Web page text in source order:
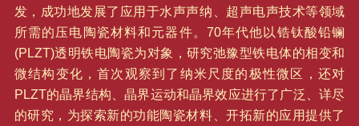
发，成功地发展了应用于水声声纳、超声电声技术等领域
所需的压电陶瓷材料和元器件。70年代他以锆钛酸铅镧
(PLZT)透明铁电陶瓷为对象，研究弛豫型铁电体的相变和
微结构变化，首次观察到了纳米尺度的极性微区，还对
PLZT的晶界结构、晶界运动和晶界效应进行了广泛、详尽
的研究，为探索新的功能陶瓷材料、开拓新的应用提供了